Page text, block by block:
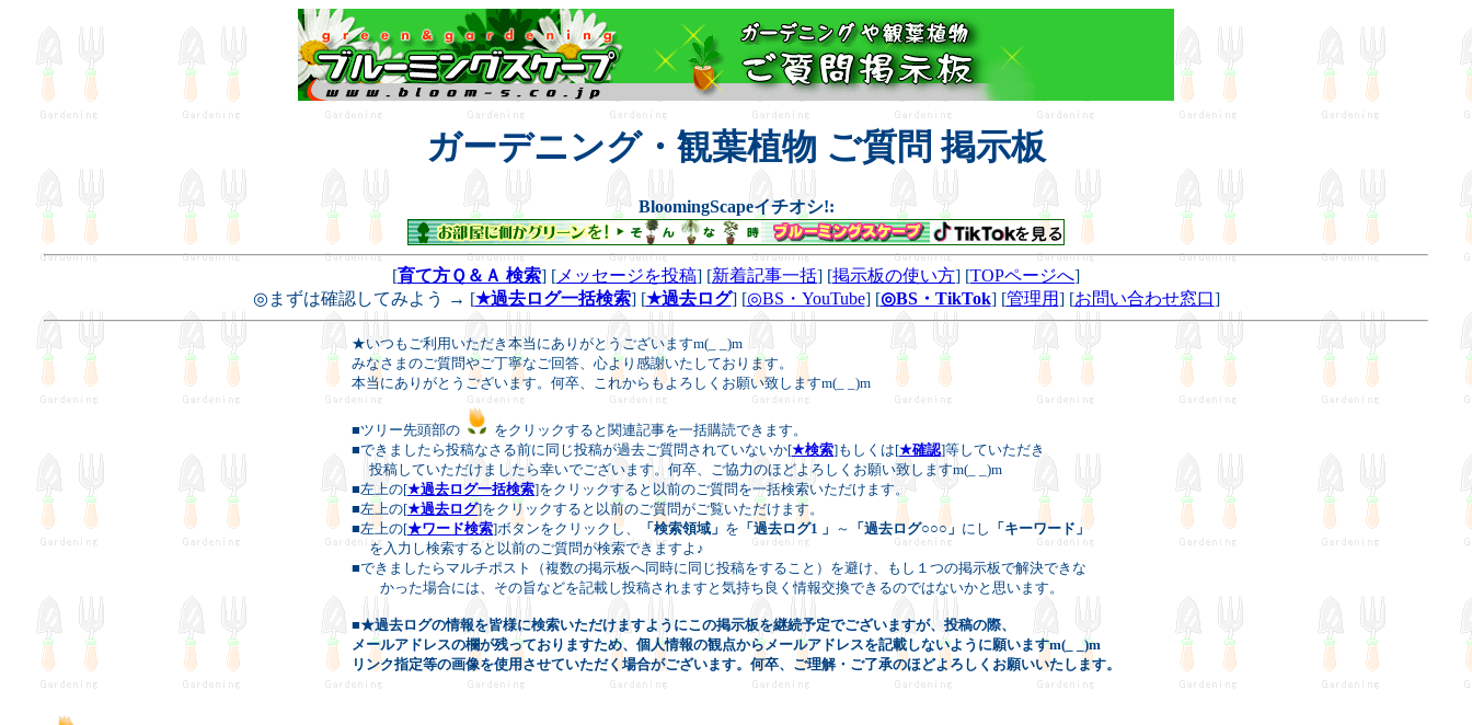
ガーデニング・観葉植物 ご質問 掲示板
BloomingScapeイチオシ!:
[育て方Ｑ＆Ａ 検索] [ メッセージを投稿] [新着記事一括] [掲示板の使い方] [TOPページへ]
◎まずは確認してみよう
→ [★過去ログ一括検索] [★過去ログ] [◎BS・YouTube] [◎BS・TikTok] [管理用] [お問い合わせ窓口]
★いつもご利用いただき本当にありがとうございますm(_ _)m
みなさまのご質問やご丁寧なご回答、心より感謝いたしております。
本当にありがとうございます。何卒、これからもよろしくお願い致しますm(_ _)m
■ツリー先頭部の
をクリックすると関連記事を一括購読できます。
■できましたら投稿なさる前に同じ投稿が過去ご質問されていないか[★検索]もしくは[★確認]等していただき
投稿していただけましたら幸いでございます。何卒、ご協力のほどよろしくお願い致しますm(_ _)m
■左上の[★過去ログ一括検索]をクリックすると以前のご質問を一括検索いただけます。
■左上の[★過去ログ]をクリックすると以前のご質問がご覧いただけます。
■左上の[★ワード検索]ボタンをクリックし、 「検索領域」 を 「過去ログ1 」 ～ 「過去ログ○○○」 にし 「キーワード」
を入力し検索すると以前のご質問が検索できますよ♪
■できましたらマルチポスト（複数の掲示板へ同時に同じ投稿をすること）を避け、もし１つの掲示板で解決できな
かった場合には、その旨などを記載し投稿されますと気持ち良く情報交換できるのではないかと思います。
■★過去ログの情報を皆様に検索いただけますようにこの掲示板を継続予定でございますが、投稿の際、
メールアドレスの欄が残っておりますため、個人情報の観点からメールアドレスを記載しないように願いますm(_ _)m
リンク指定等の画像を使用させていただく場合がございます。何卒、ご理解・ご了承のほどよろしくお願いいたします。